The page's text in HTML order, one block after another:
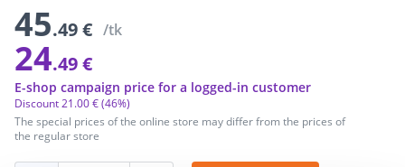
45.49 € /tk
24.49 €
The special prices of the online store may differ from the prices of
the regular store
Discount21.00 €(46%)
E-shop campaign price for a logged-in customer